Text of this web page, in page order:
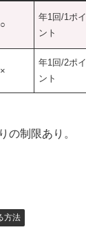
○
年1回/1ポイ
ント
×
年1回/2ポイ
ント
の制限あり。
方法